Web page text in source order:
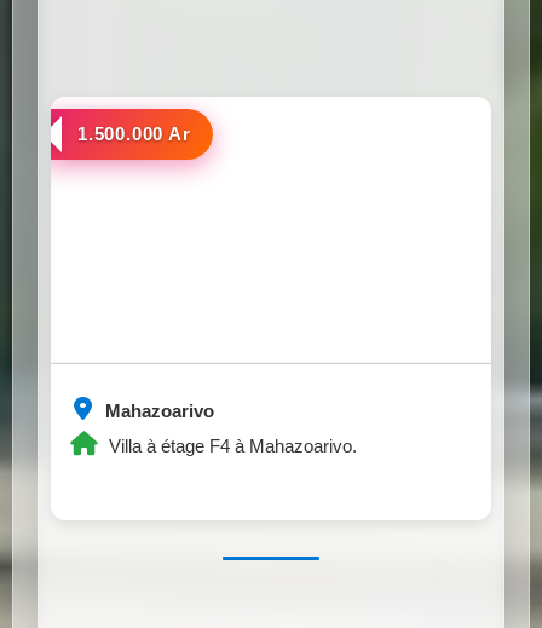
Mahazoarivo
Villa à étage F4 à Mahazoarivo.
a louer
1.500.000 Ar